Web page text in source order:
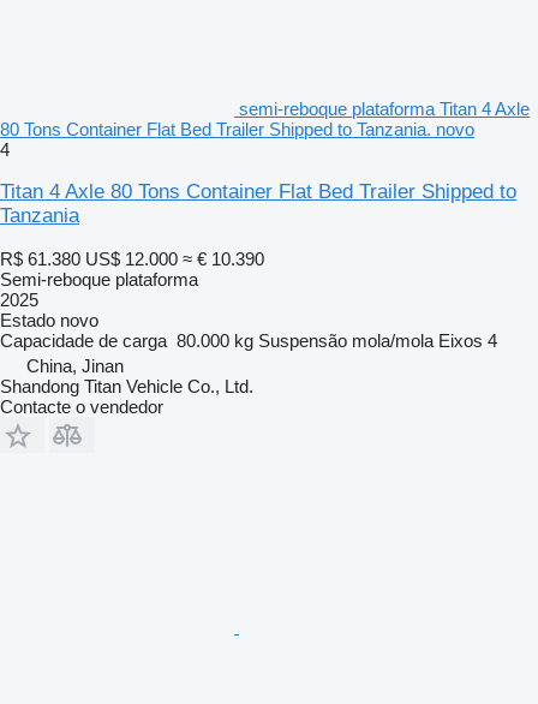
semi-reboque plataforma Titan 4 Axle
80 Tons Container Flat Bed Trailer Shipped to Tanzania. novo
4
Titan 4 Axle 80 Tons Container Flat Bed Trailer Shipped to
Tanzania
R$ 61.380 US$ 12.000 ≈ € 10.390
Semi-reboque plataforma
2025
Estado novo
Capacidade de carga 80.000 kg Suspensão mola/mola Eixos 4
China, Jinan
Shandong Titan Vehicle Co., Ltd.
Contacte o vendedor